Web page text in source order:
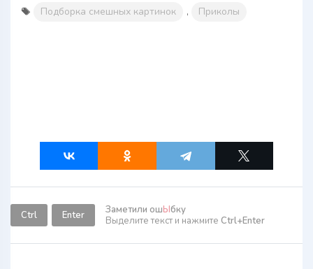
Подборка смешных картинок , Приколы
Ctrl Enter Заметили ошЫбку
Выделите текст и нажмите Ctrl+Enter